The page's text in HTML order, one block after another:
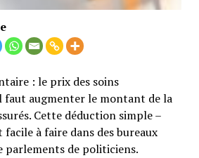
: le prix des soins
faut augmenter le montant de la
Cette déduction simple –
à faire dans des bureaux
parlements de politiciens.